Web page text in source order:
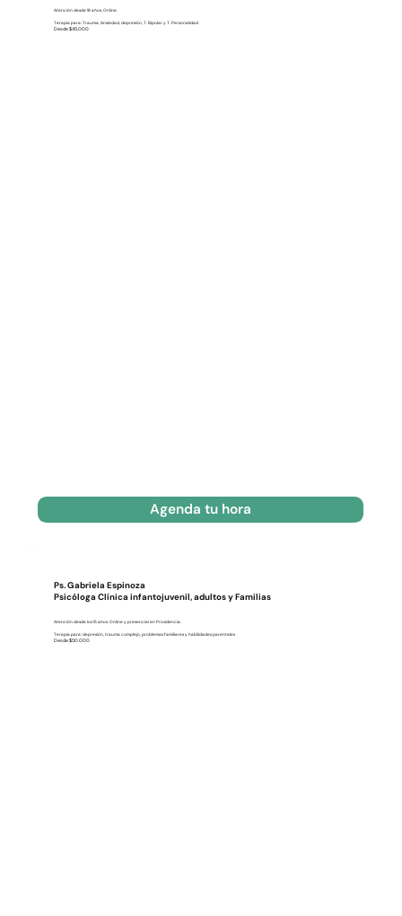
Atención desde 18 años. Online.
Terapia para: Trauma, Ansiedad, depresión, T. Bipolar y T. Personalidad
Desde $45.000
Agenda tu hora
Ps. Gabriela Espinoza
Psicóloga Clínica infantojuvenil, adultos y Familias
Atención desde los 15 años. Online y presencial en Providencia.
Terapia para: depresión, trauma complejo, problemas familiares y habilidades parentales
Desde $50.000